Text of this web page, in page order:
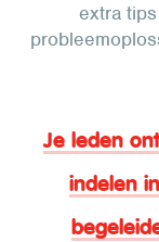
extra
Je leden
indelen